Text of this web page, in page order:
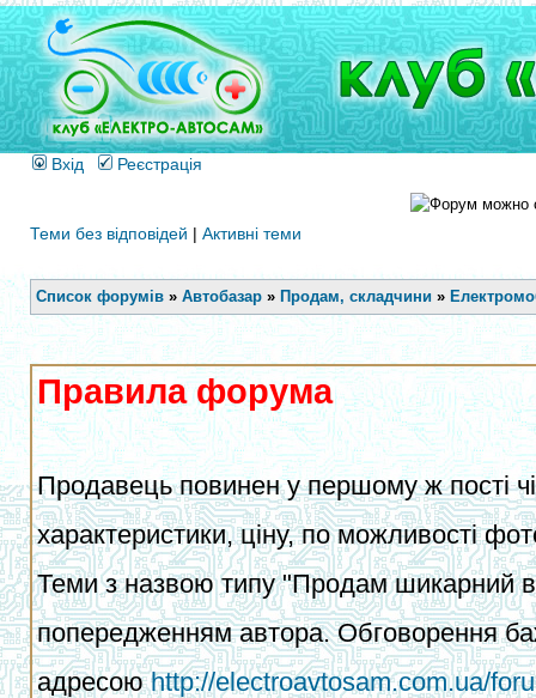
Вхід Реєстрація
Теми без відповідей | Активні теми
Список форумів » Автобазар » Продам, складчини »
Правила форума
Продавець повинен у першому ж пості
характеристики, ціну, по можливості
Теми з назвою типу "Продам шикарний
попередженням автора. Обговорення
адресоюhttp://electroavtosam.com.ua/